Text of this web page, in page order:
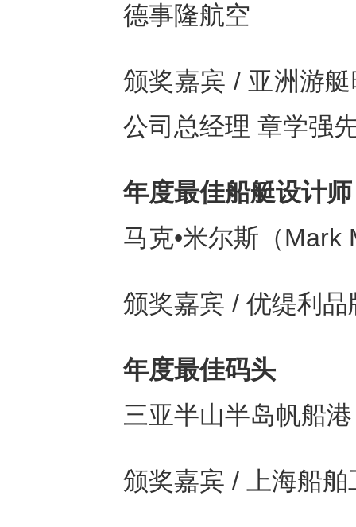
德事隆航空
颁奖嘉宾 / 亚洲游
公司总经理 章学强
年度最佳船艇设计师
马克•米尔斯（Mark
颁奖嘉宾 / 优缇利
年度最佳码头
三亚半山半岛帆船港
颁奖嘉宾 / 上海船